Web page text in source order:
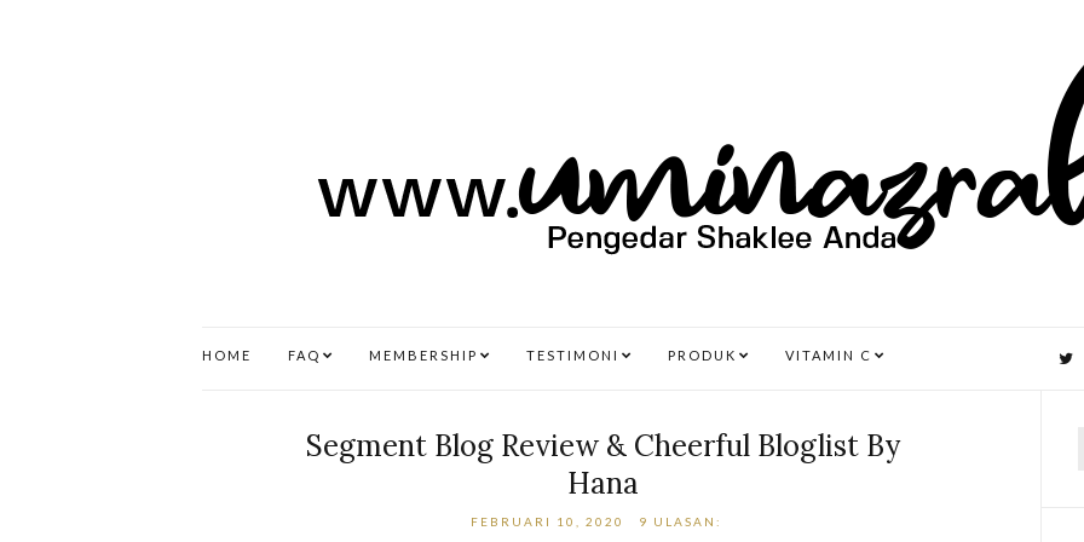
HOME FAQ MEMBERSHIP TESTIMONI PRODUK VITAMIN C
Segment Blog Review & Cheerful Bloglist By
Hana
FEBRUARI 10, 2020 9 ULASAN: